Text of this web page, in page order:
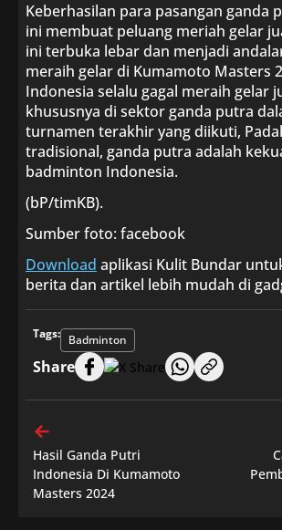
Keberhasilan para pasangan ganda
ini membuat peluang meriah gelar
ini terbuka lebar dan menjadi
meraih gelar di Kumamoto Masters
Indonesia selalu gagal meraih gelar
khususnya di sektor ganda putra
turnamen terakhir yang diikuti,
tradisional, ganda putra adalah
badminton Indonesia.
(bP/timKB).
Sumber foto: facebook
Download aplikasi Kulit Bundar
berita dan artikel lebih mudah di
Tags: Badminton
Share
Hasil Ganda Putri
Indonesia Di Kumamoto
Masters 2024